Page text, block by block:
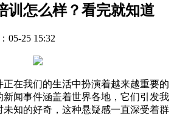
训怎么样？看完就知道
05-25 15:32
在我们的生活中扮演着越来越重要的
闻事件涵盖着世界各地，它们引发我
知的好奇，这种悬疑感一直深受着群